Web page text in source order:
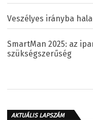
Veszélyes irányba
SmartMan 2025: az
szükségszerűség
AKTUÁLIS LAPSZÁM